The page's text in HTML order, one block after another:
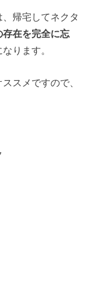
帰宅してネクタ
存在を完全に忘
ります。
スメですので、